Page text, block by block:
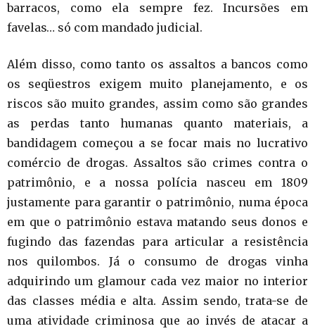
barracos, como ela sempre fez. Incursões em
favelas… só com mandado judicial.
Além disso, como tanto os assaltos a bancos como
os seqüestros exigem muito planejamento, e os
riscos são muito grandes, assim como são grandes
as perdas tanto humanas quanto materiais, a
bandidagem começou a se focar mais no lucrativo
comércio de drogas. Assaltos são crimes contra o
patrimônio, e a nossa polícia nasceu em 1809
justamente para garantir o patrimônio, numa época
em que o patrimônio estava matando seus donos e
fugindo das fazendas para articular a resistência
nos quilombos. Já o consumo de drogas vinha
adquirindo um glamour cada vez maior no interior
das classes média e alta. Assim sendo, trata-se de
uma atividade criminosa que ao invés de atacar a